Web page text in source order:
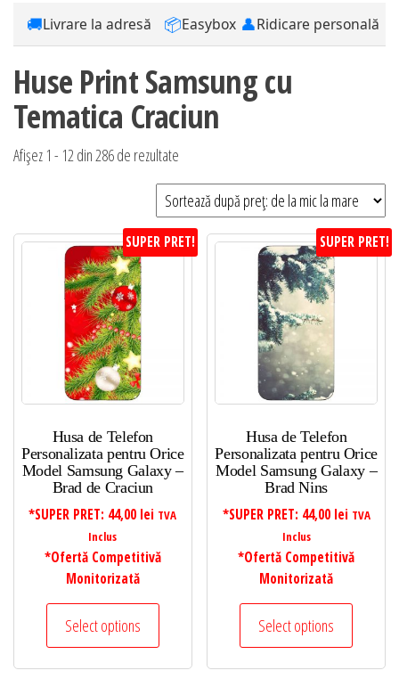
🚚Livrare la adresă 📦Easybox 👤Ridicare personală
Huse Print Samsung cu
Tematica Craciun
Afișez 1 - 12 din 286 de rezultate
după
preț:
de
la
SUPER PRET!
Husa de Telefon
Personalizata pentru Orice
Model Samsung Galaxy –
Brad de Craciun
*SUPER PRET: 44,00 lei TVA
Inclus
*Ofertă Competitivă
Monitorizată
Select options
SUPER PRET!
Husa de Telefon
Personalizata pentru Orice
Model Samsung Galaxy –
Brad Nins
*SUPER PRET: 44,00 lei TVA
Inclus
*Ofertă Competitivă
Monitorizată
Select options